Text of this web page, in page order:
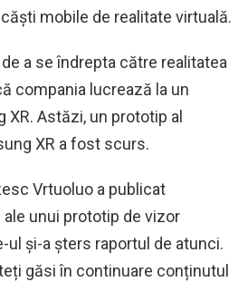
mobile de realitate virtuală.
a se îndrepta către realitatea
compania lucrează la un
Astăzi, un prototip al
XR a fost scurs.
Vrtuoluo a publicat
unui prototip de vizor
ul și-a șters raportul de atunci.
găsi în continuare conținutul